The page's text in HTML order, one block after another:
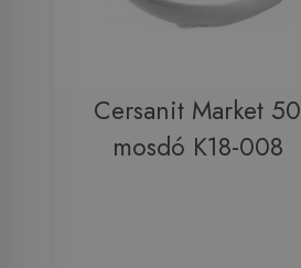
Cersanit Market 50
mosdó K18-008